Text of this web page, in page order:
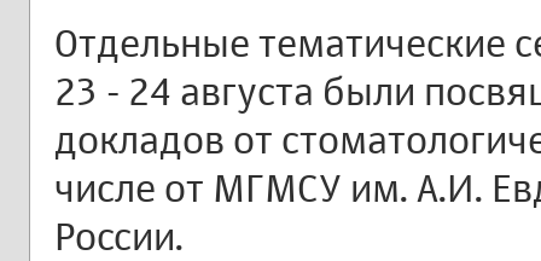
Отдельные тематические
23 - 24 августа были
докладов от
числе от МГМСУ им. А.И.
России.